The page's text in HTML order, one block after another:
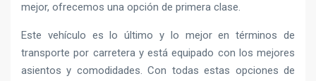
mejor, ofrecemos una opción de primera clase.
Este vehículo es lo último y lo mejor en términos de
transporte por carretera y está equipado con los mejores
asientos y comodidades. Con todas estas opciones de